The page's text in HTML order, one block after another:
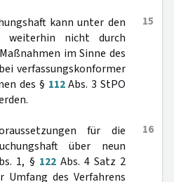
15
kann unter den
weiterhin nicht durch
im Sinne des
verfassungskonformer
des § 112Abs. 3 StPO
16
für die
über neun
1, § 122Abs. 4 Satz 2
Umfang des Verfahrens